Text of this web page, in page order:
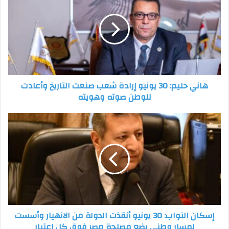
30
يونيو
إرادة
شعب
صنعت
التاريخ
وأعادت
للوطن
هاني حليم: 30 يونيو إرادة شعب صنعت التاريخ وأعادت
للوطن صوته وهويته
إسكان
النواب:
30
من
وأسست
لمسار
إسكان النواب: 30 يونيو أنقذت الدولة من الانهيار وأسست